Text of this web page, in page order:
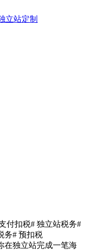
立站定制
付扣税# 独立站税务#
务# 预扣税
在独立站完成一笔海